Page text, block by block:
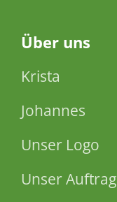
Über uns
Krista
Johannes
Unser Logo
Unser Auftrag